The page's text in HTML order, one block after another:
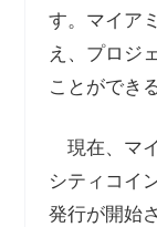
す。マイア
え、プロジ
ことができ
現在、マ
シティコイ
発行が開始